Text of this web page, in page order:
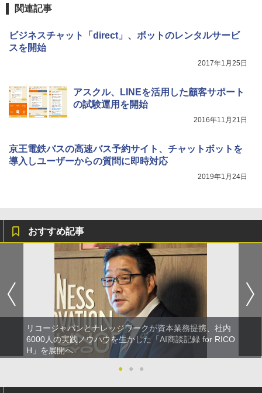
関連記事
ビジネスチャット「direct」、ボットのレンタルサービ
スを開始
2017年1月25日
アスクル、LINEを活用した顧客サポート
の試験運用を開始
2016年11月21日
京王電鉄バスの高速バス予約サイト、チャットボットを
導入しユーザーからの質問に即時対応
2019年1月24日
おすすめ記事
リコージャパンとナレッジワークが資本業務提携、社内
6000人の実践ノウハウを生かした「AI商談記録 for RICO
H」を展開へ
●
● ●